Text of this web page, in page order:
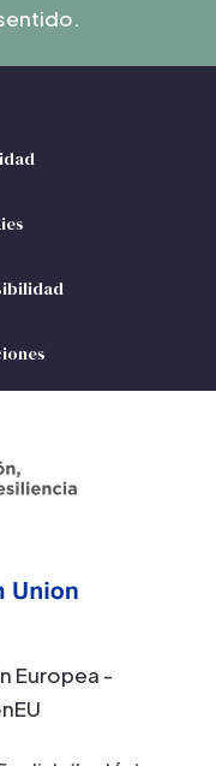
Europea -